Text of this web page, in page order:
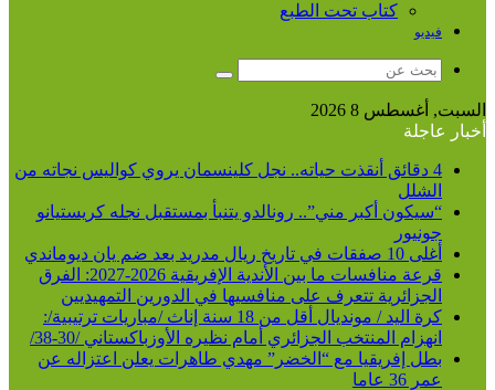
كتاب تحت الطبع
فيديو
بحث
السبت, أغسطس 8 2026
أخبار عاجلة
4 دقائق أنقذت حياته.. نجل كلينسمان يروي كواليس نجاته من
الشلل
“سيكون أكبر مني”.. رونالدو يتنبأ بمستقبل نجله كريستيانو
جونيور
أغلى 10 صفقات في تاريخ ريال مدريد بعد ضم يان ديوماندي
قرعة منافسات ما بين الأندية الإفريقية 2026-2027: الفرق
الجزائرية تتعرف على منافسيها في الدورين التمهيديين
كرة اليد / مونديال أقل من 18 سنة إناث /مباريات ترتيبية/:
انهزام المنتخب الجزائري أمام نظيره الأوزباكستاني /30-38/
بطل إفريقيا مع “الخضر” مهدي طاهرات يعلن اعتزاله عن
عمر 36 عاما